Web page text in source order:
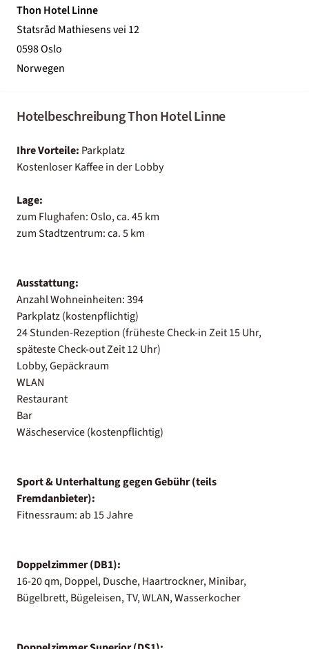
Thon Hotel Linne
Statsråd Mathiesens vei 12
0598 Oslo
Norwegen
Hotelbeschreibung Thon Hotel Linne
Ihre Vorteile: Parkplatz
Kostenloser Kaffee in der Lobby
Lage:
zum Flughafen: Oslo, ca. 45 km
zum Stadtzentrum: ca. 5 km
Ausstattung:
Anzahl Wohneinheiten: 394
Parkplatz (kostenpflichtig)
24 Stunden-Rezeption (früheste Check-in Zeit 15 Uhr,
späteste Check-out Zeit 12 Uhr)
Lobby, Gepäckraum
WLAN
Restaurant
Bar
Wäscheservice (kostenpflichtig)
Sport & Unterhaltung gegen Gebühr (teils
Fremdanbieter):
Fitnessraum: ab 15 Jahre
Doppelzimmer (DB1):
16-20 qm, Doppel, Dusche, Haartrockner, Minibar,
Bügelbrett, Bügeleisen, TV, WLAN, Wasserkocher